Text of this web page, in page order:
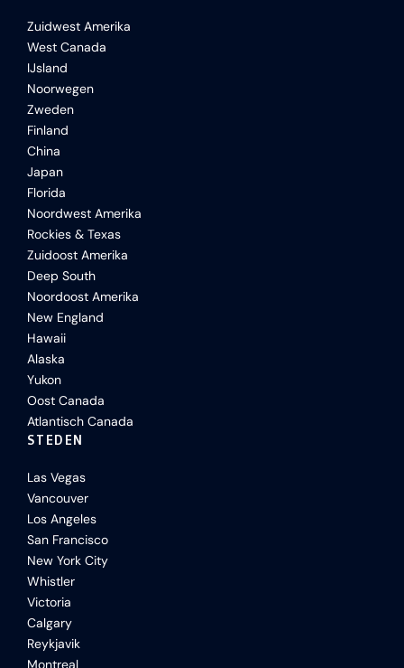
Zuidwest Amerika
West Canada
IJsland
Noorwegen
Zweden
Finland
China
Japan
Florida
Noordwest Amerika
Rockies & Texas
Zuidoost Amerika
Deep South
Noordoost Amerika
New England
Hawaii
Alaska
Yukon
Oost Canada
Atlantisch Canada
STEDEN
Las Vegas
Vancouver
Los Angeles
San Francisco
New York City
Whistler
Victoria
Calgary
Reykjavik
Montreal